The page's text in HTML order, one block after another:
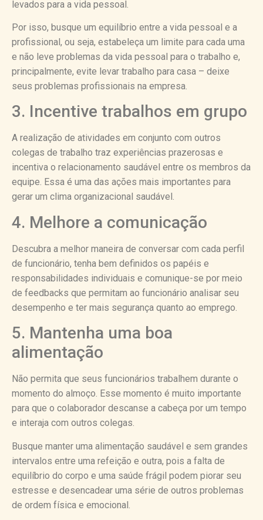
levados para a vida pessoal.
Por isso, busque um equilíbrio entre a vida pessoal e a
profissional, ou seja, estabeleça um limite para cada uma
e não leve problemas da vida pessoal para o trabalho e,
principalmente, evite levar trabalho para casa – deixe
seus problemas profissionais na empresa.
3. Incentive trabalhos em grupo
A realização de atividades em conjunto com outros
colegas de trabalho traz experiências prazerosas e
incentiva o relacionamento saudável entre os membros da
equipe. Essa é uma das ações mais importantes para
gerar um clima organizacional saudável.
4. Melhore a comunicação
Descubra a melhor maneira de conversar com cada perfil
de funcionário, tenha bem definidos os papéis e
responsabilidades individuais e comunique-se por meio
de feedbacks que permitam ao funcionário analisar seu
desempenho e ter mais segurança quanto ao emprego.
5. Mantenha uma boa
alimentação
Não permita que seus funcionários trabalhem durante o
momento do almoço. Esse momento é muito importante
para que o colaborador descanse a cabeça por um tempo
e interaja com outros colegas.
Busque manter uma alimentação saudável e sem grandes
intervalos entre uma refeição e outra, pois a falta de
equilíbrio do corpo e uma saúde frágil podem piorar seu
estresse e desencadear uma série de outros problemas
de ordem física e emocional.